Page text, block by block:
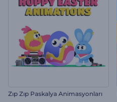
Zıp Zıp Paskalya Animasyonları